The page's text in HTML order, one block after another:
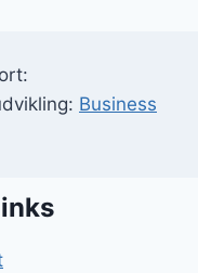
Business